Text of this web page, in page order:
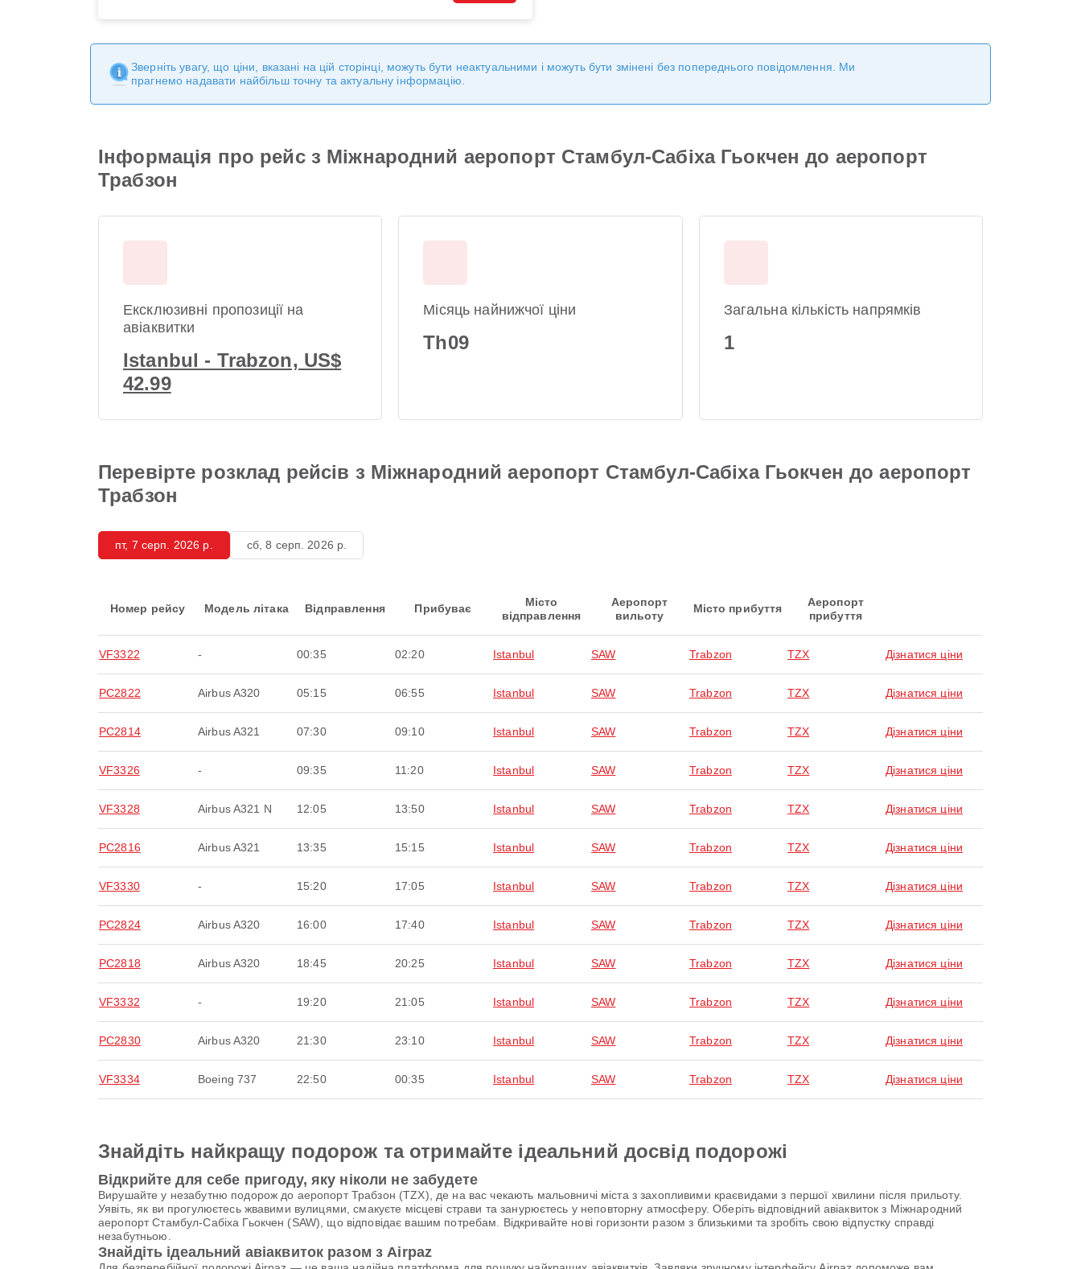
Зверніть увагу, що ціни, вказані на цій сторінці, можуть бути неактуальними і можуть бути змінені без попереднього повідомлення. Ми
прагнемо надавати найбільш точну та актуальну інформацію.
Інформація про рейс з Міжнародний аеропорт Стамбул-Сабіха Гьокчен до аеропорт
Трабзон
Ексклюзивні пропозиції на
авіаквитки
Istanbul - Trabzon, US$
42.99
Місяць найнижчої ціни
Th09
Загальна кількість напрямків
1
Перевірте розклад рейсів з Міжнародний аеропорт Стамбул-Сабіха Гьокчен до аеропорт
Трабзон
пт, 7 серп. 2026 р. сб, 8 серп. 2026 р.
Номер рейсу Модель літака Відправлення Прибуває
Місто
відправлення
Аеропорт
вильоту
Місто прибуття
Аеропорт
прибуття
VF3322 - 00:35 02:20 Istanbul SAW Trabzon TZX Дізнатися ціни
PC2822 Airbus A320 05:15 06:55 Istanbul SAW Trabzon TZX Дізнатися ціни
PC2814 Airbus A321 07:30 09:10 Istanbul SAW Trabzon TZX Дізнатися ціни
VF3326 - 09:35 11:20 Istanbul SAW Trabzon TZX Дізнатися ціни
VF3328 Airbus A321 N 12:05 13:50 Istanbul SAW Trabzon TZX Дізнатися ціни
PC2816 Airbus A321 13:35 15:15 Istanbul SAW Trabzon TZX Дізнатися ціни
VF3330 - 15:20 17:05 Istanbul SAW Trabzon TZX Дізнатися ціни
PC2824 Airbus A320 16:00 17:40 Istanbul SAW Trabzon TZX Дізнатися ціни
PC2818 Airbus A320 18:45 20:25 Istanbul SAW Trabzon TZX Дізнатися ціни
VF3332 - 19:20 21:05 Istanbul SAW Trabzon TZX Дізнатися ціни
PC2830 Airbus A320 21:30 23:10 Istanbul SAW Trabzon TZX Дізнатися ціни
VF3334 Boeing 737 22:50 00:35 Istanbul SAW Trabzon TZX Дізнатися ціни
Знайдіть найкращу подорож та отримайте ідеальний досвід подорожі
Відкрийте для себе пригоду, яку ніколи не забудете
Вирушайте у незабутню подорож до аеропорт Трабзон (TZX), де на вас чекають мальовничі міста з захопливими краєвидами з першої хвилини після прильоту.
Уявіть, як ви прогулюєтесь жвавими вулицями, смакуєте місцеві страви та занурюєтесь у неповторну атмосферу. Оберіть відповідний авіаквиток з Міжнародний
аеропорт Стамбул-Сабіха Гьокчен (SAW), що відповідає вашим потребам. Відкривайте нові горизонти разом з близькими та зробіть свою відпустку справді
незабутньою.
Знайдіть ідеальний авіаквиток разом з Airpaz